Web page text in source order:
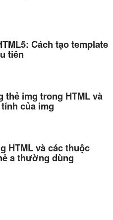
Cách tạo template
tiên
thẻ img trong HTML và
của img
HTML và các thuộc
a thường dùng